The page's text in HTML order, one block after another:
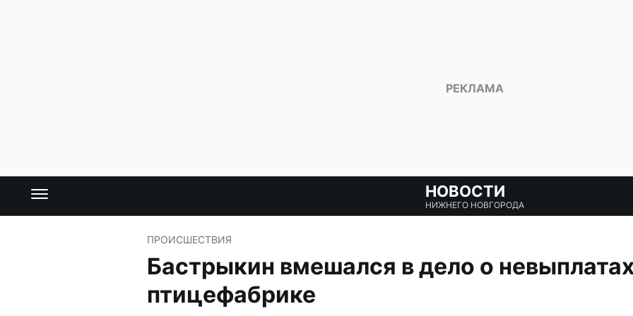
НОВОСТИ
НИЖНЕГО НОВГОРОДА
ПРОИСШЕСТВИЯ
Бастрыкин вмешался в дело о
птицефабрике